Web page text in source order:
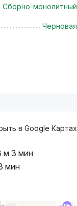
Сборно-монолитный
Черновая
в Google Картах
м 3 мин
мин